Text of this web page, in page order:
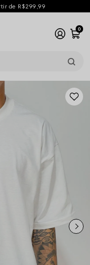
de R$299,99
0